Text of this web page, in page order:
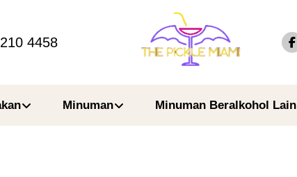
4458
Minuman Minuman Beralkohol Lain